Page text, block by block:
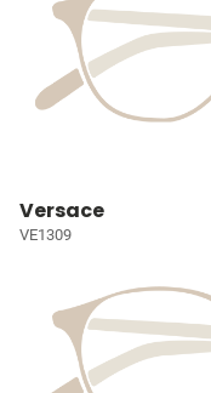
Versace
VE1309